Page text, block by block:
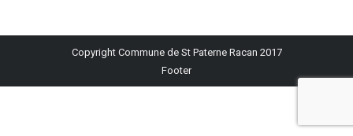
Facebook
X
PinterestLinkedInWhatsApp
Copyright Commune de St Paterne Racan 2017
Footer